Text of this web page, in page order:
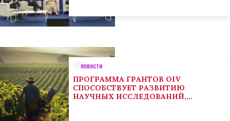
НОВОСТИ
ПРОГРАММА ГРАНТОВ OIV
СПОСОБСТВУЕТ РАЗВИТИЮ
НАУЧНЫХ ИССЛЕДОВАНИЙ,